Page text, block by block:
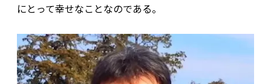
にとって幸せなことなのである。